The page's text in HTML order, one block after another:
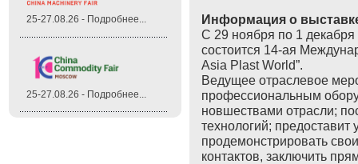
25-27.08.26 - Подробнее...
25-27.08.26 - Подробнее...
Информация о
С 29 ноября по 1
состоится 14-ая
Asia Plast World”.
Ведущее отраслевое
профессиональным
новшествами отрасли;
технологий; предоставит
продемонстрировать
контактов, заключить